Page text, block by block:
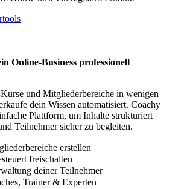
Online-Business professionell
und Mitgliederbereiche in wenigen
dein Wissen automatisiert. Coachy
Plattform, um Inhalte strukturiert
Teilnehmer sicher zu begleiten.
erstellen
freischalten
deiner Teilnehmer
Trainer & Experten